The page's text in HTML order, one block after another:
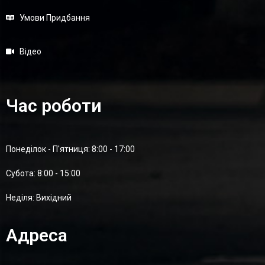
Умови Придбання
Відео
Час роботи
Понеділок - П'ятниця: 8:00 - 17:00
Суботa: 8:00 - 15:00
Неділя: Вихідний
Адреса